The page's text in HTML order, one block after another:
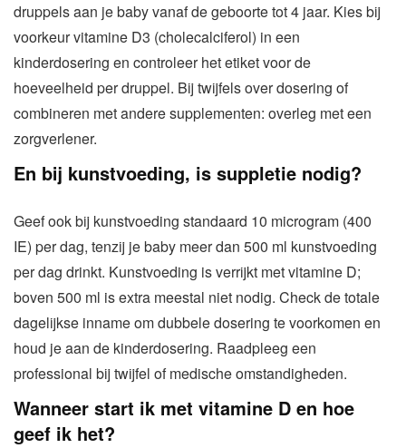
druppels aan je baby vanaf de geboorte tot 4 jaar. Kies bij
voorkeur vitamine D3 (cholecalciferol) in een
kinderdosering en controleer het etiket voor de
hoeveelheid per druppel. Bij twijfels over dosering of
combineren met andere supplementen: overleg met een
zorgverlener.
En bij kunstvoeding, is suppletie nodig?
Geef ook bij kunstvoeding standaard 10 microgram (400
IE) per dag, tenzij je baby meer dan 500 ml kunstvoeding
per dag drinkt. Kunstvoeding is verrijkt met vitamine D;
boven 500 ml is extra meestal niet nodig. Check de totale
dagelijkse inname om dubbele dosering te voorkomen en
houd je aan de kinderdosering. Raadpleeg een
professional bij twijfel of medische omstandigheden.
Wanneer start ik met vitamine D en hoe
geef ik het?